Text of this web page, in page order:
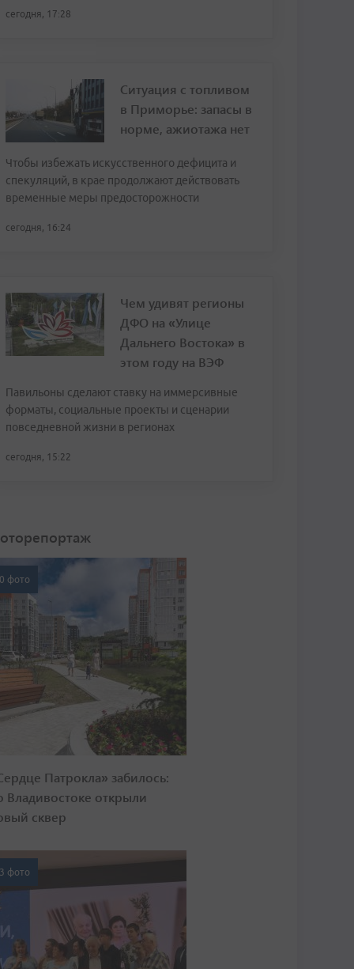
сегодня, 17:28
Ситуация с топливом
в Приморье: запасы в
норме, ажиотажа нет
Чтобы избежать искусственного дефицита и
спекуляций, в крае продолжают действовать
временные меры предосторожности
сегодня, 16:24
Чем удивят регионы
ДФО на «Улице
Дальнего Востока» в
этом году на ВЭФ
Павильоны сделают ставку на иммерсивные
форматы, социальные проекты и сценарии
повседневной жизни в регионах
сегодня, 15:22
фото
Патрокла» забилось:
Владивостоке открыли
сквер
фото